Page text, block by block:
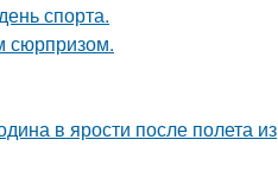
спорта.
сюрпризом.
в ярости после полета из